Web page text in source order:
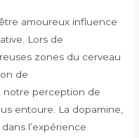
amoureux influence
Lors de
zones du cerveau
de
notre perception de
entoure. La dopamine,
l’expérience